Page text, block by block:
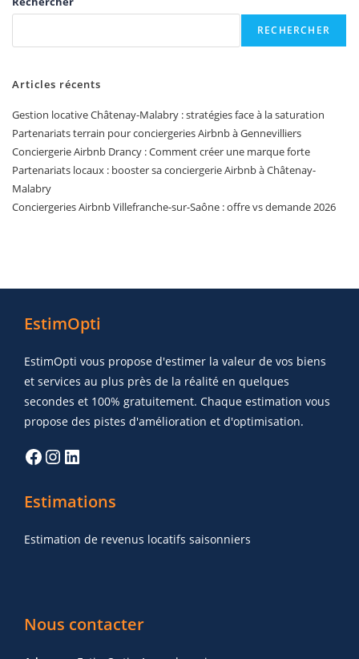
RECHERCHER
Articles récents
Gestion locative Châtenay-Malabry : stratégies face à la saturation
Partenariats terrain pour conciergeries Airbnb à Gennevilliers
Conciergerie Airbnb Drancy : Comment créer une marque forte
Partenariats locaux : booster sa conciergerie Airbnb à Châtenay-
Malabry
Conciergeries Airbnb Villefranche-sur-Saône : offre vs demande 2026
EstimOpti
EstimOpti vous propose d'estimer la valeur de vos biens
et services au plus près de la réalité en quelques
secondes et 100% gratuitement. Chaque estimation vous
propose des pistes d'amélioration et d'optimisation.
Estimations
Estimation de revenus locatifs saisonniers
Nous contacter